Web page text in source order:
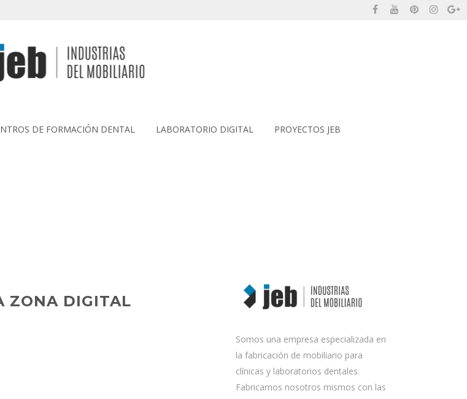
DE FORMACIÓN DENTAL LABORATORIO DIGITAL PROYECTOS JEB
ZONA DIGITAL
Somos una empresa especializada en
la fabricación de mobiliario para
clínicas y laboratorios dentales.
Fabricamos nosotros mismos con las